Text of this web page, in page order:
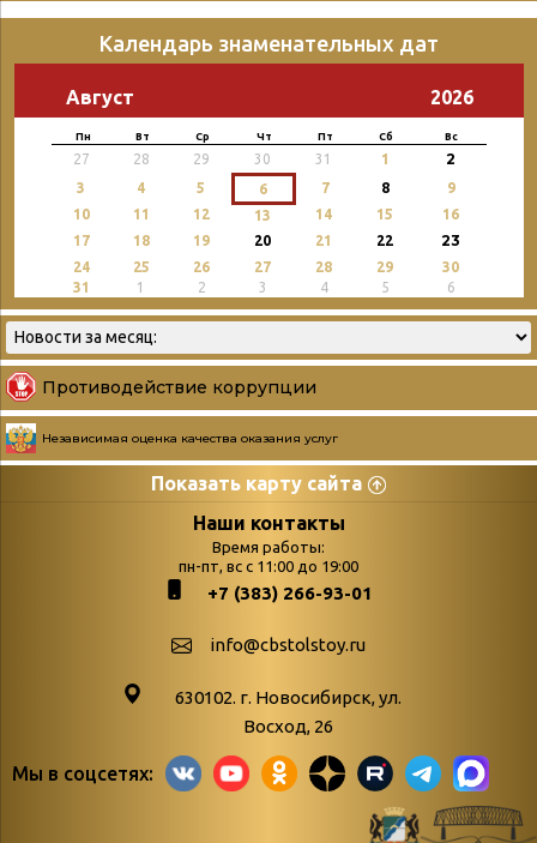
Календарь знаменательных дат
Август 2026
Пн Вт Ср Чт Пт Сб Вс
27 28 29 30 31 1 2
3 4 5 6 7 8
9
10
11 12 13 14 15
16
17
18 19 20 21 22 23
24 25 26 27 28 29
30
31
1 2 3 4 5 6
Противодействие коррупции
Независимая оценка качества оказания услуг
Показать карту сайта
Страницы
podvedenie-itogov-festivalya-
paskhalnaya-palitra
Библионочь – как ярмарка точь-в-
поступлений
Война. Народ.
живые»
«Мне всё
Наши контакты
Время работы:
пн-пт, вс с 11:00 до 19:00
+7 (383) 266-93-01
info@cbstolstoy.ru
630102. г. Новосибирск, ул.
Восход, 26
Мы в соцсетях: